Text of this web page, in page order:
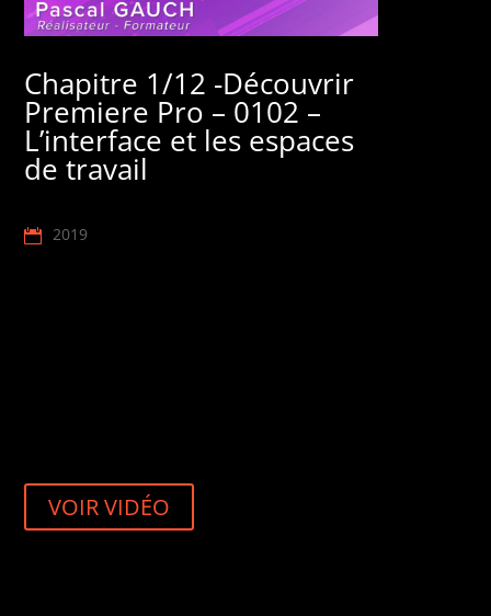
Chapitre 1/12 -Découvrir
Premiere Pro – 0102 –
L’interface et les espaces
de travail
2019
VOIR VIDÉO